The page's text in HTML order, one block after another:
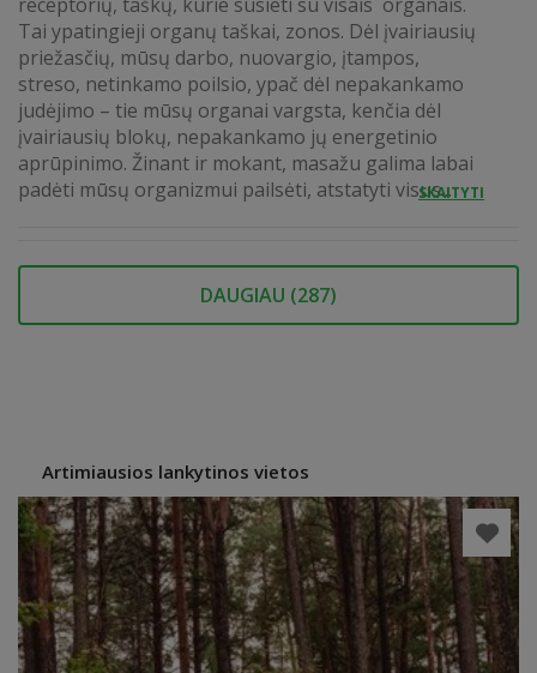
Tai ypatingieji organų taškai, zonos. Dėl įvairiausių
priežasčių, mūsų darbo, nuovargio, įtampos,
streso, netinkamo poilsio, ypač dėl nepakankamo
judėjimo – tie mūsų organai vargsta, kenčia dėl
įvairiausių blokų, nepakankamo jų energetinio
aprūpinimo. Žinant ir mokant, masažu galima labai
padėti mūsų organizmui pailsėti, atstatyti visus...SKAITYTI
DAUGIAU (287)
Artimiausios lankytinos vietos